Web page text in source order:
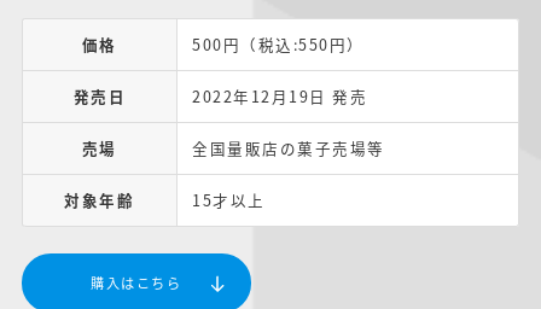
価格 500円（税込:550円）
発売日 2022年12月19日 発売
売場 全国量販店の菓子売場等
対象年齢 15才以上
購入はこちら